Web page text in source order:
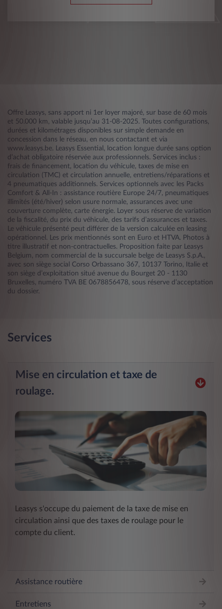
Offre Leasys, sans apport ni 1er loyer majoré, sur base de 60 mois
et 50.000 km, valable jusqu’au 31-08-2025. Toutes configurations,
durées et kilométrages disponibles sur simple demande en
concession dans le réseau, en nous contactant et via
www.leasys.be. Leasys Essential, location longue durée sans option
d’achat obligatoire réservée aux professionnels. Services inclus :
frais de financement, location du véhicule, taxes de mise en
circulation (TMC) et circulation annuelle, entretiens/réparations et
4 pneumatiques additionnels. Services optionnels avec les Packs
Comfort & All-In : assistance routière Europe 24/7, pneumatiques
illimités (été/hiver) selon usure normale, assurances avec une
couverture complète, carte énergie. Loyer sous réserve de variation
de la fiscalité, du prix du véhicule, des tarifs d’assurances et taxes.
Le véhicule présenté peut différer de la version calculée en leasing
opérationnel. Les prix mentionnés sont en Euro et HTVA. Photos à
titre illustratif et non-contractuelles. Proposition faite par Leasys
Belgium, nom commercial de la succursale belge de Leasys S.p.A.,
avec son siège social Corso Orbassano 367, 10137 Torino, Italie et
son siège d’exploitation situé avenue du Bourget 20 - 1130
Bruxelles, numéro TVA BE 0678856478, sous réserve d’acceptation
du dossier.
Services
Mise en circulation et taxe de
roulage.
Leasys s'occupe du paiement de la taxe de mise en
circulation ainsi que des taxes de roulage pour le
compte du client.
Assistance routière
Entretiens